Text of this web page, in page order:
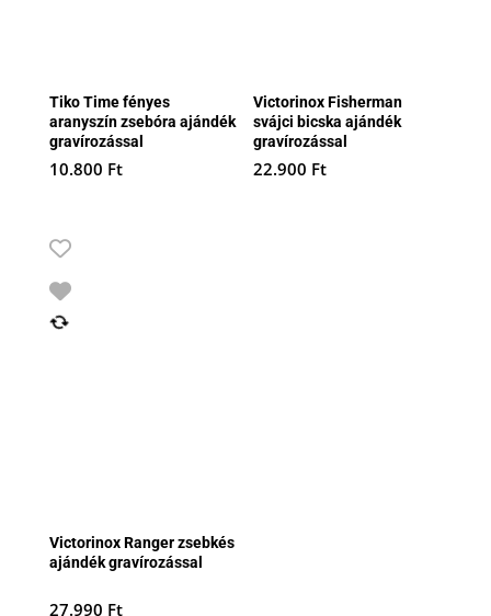
Tiko Time fényes
aranyszín zsebóra ajándék
gravírozással
10.800 Ft
Victorinox Fisherman
svájci bicska ajándék
gravírozással
22.900 Ft
Victorinox Ranger zsebkés
ajándék gravírozással
27.990 Ft